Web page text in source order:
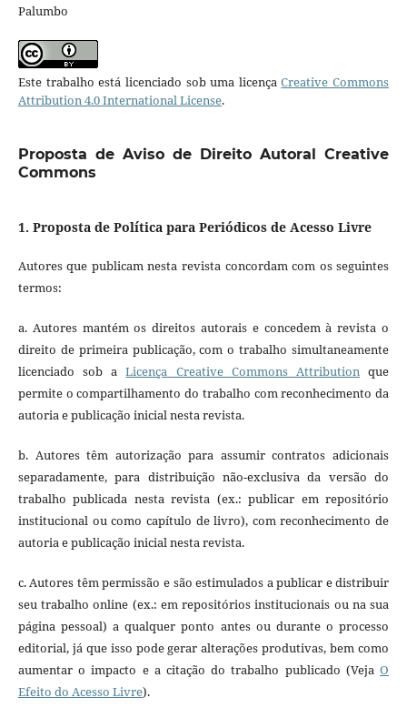
Palumbo
Este trabalho está licenciado sob uma licençaCreative Commons
Attribution 4.0 International License.
Proposta de Aviso de Direito Autoral Creative
Commons
1. Proposta de Política para Periódicos de Acesso Livre
Autores que publicam nesta revista concordam com os seguintes
termos:
a. Autores mantém os direitos autorais e concedem à revista o
direito de primeira publicação, com o trabalho simultaneamente
licenciado sob aLicença Creative Commons Attributionque
permite o compartilhamento do trabalho com reconhecimento da
autoria e publicação inicial nesta revista.
b. Autores têm autorização para assumir contratos adicionais
separadamente, para distribuição não-exclusiva da versão do
trabalho publicada nesta revista (ex.: publicar em repositório
institucional ou como capítulo de livro), com reconhecimento de
autoria e publicação inicial nesta revista.
c. Autores têm permissão e são estimulados a publicar e distribuir
seu trabalho online (ex.: em repositórios institucionais ou na sua
página pessoal) a qualquer ponto antes ou durante o processo
editorial, já que isso pode gerar alterações produtivas, bem como
aumentar o impacto e a citação do trabalho publicado (VejaO
Efeito do Acesso Livre).